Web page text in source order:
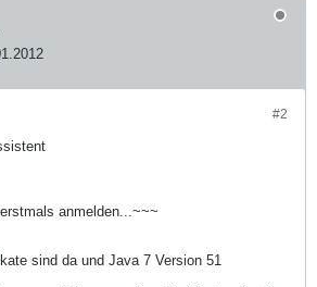
#2
anmelden...~~~
sind da und Java 7 Version 51